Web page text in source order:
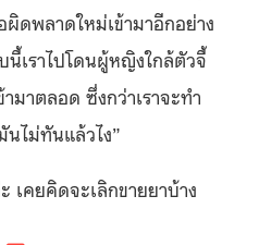
ดพลาดใหม่เข้ามาอีกอย่าง
เราไปโดนผู้หญิงใกล้ตัวจี้
าตลอด ซึ่งกว่าเราจะทำ
นไม่ทันแล้วไง”
เคยคิดจะเลิกขายยาบ้าง